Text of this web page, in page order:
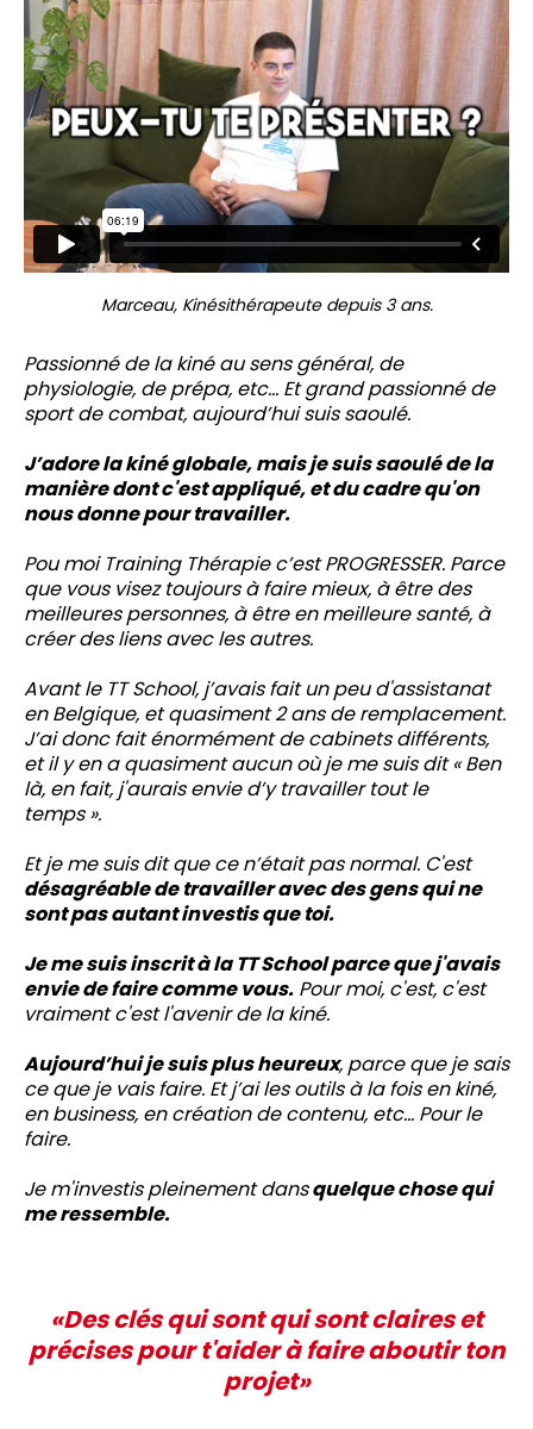
Marceau, Kinésithérapeute depuis 3 ans.
Passionné de la kiné au sens général, de
physiologie, de prépa, etc… Et grand passionné de
sport de combat, aujourd’hui suis saoulé.
J’adore la kiné globale, mais je suis saoulé de la
manière dont c'est appliqué, et du cadre qu'on
nous donne pour travailler.
Pou moi Training Thérapie c’est PROGRESSER. Parce
que vous visez toujours à faire mieux, à être des
meilleures personnes, à être en meilleure santé, à
créer des liens avec les autres.
Avant le TT School, j’avais fait un peu d'assistanat
en Belgique, et quasiment 2 ans de remplacement.
J’ai donc fait énormément de cabinets différents,
et il y en a quasiment aucun où je me suis dit « Ben
là, en fait, j'aurais envie d’y travailler tout le
temps ».
Et je me suis dit que ce n’était pas normal. C'est
désagréable de travailler avec des gens qui ne
sont pas autant investis que toi.
Je me suis inscrit à la TT School parce que j'avais
envie de faire comme vous. Pour moi, c'est, c'est
vraiment c'est l'avenir de la kiné.
Aujourd’hui je suis plus heureux, parce que je sais
ce que je vais faire. Et j’ai les outils à la fois en kiné,
en business, en création de contenu, etc... Pour le
faire.
Je m'investis pleinement dansquelque chose qui
me ressemble.
«Des clés qui sont qui sont claires et
précises pour t'aider à faire aboutir ton
projet»